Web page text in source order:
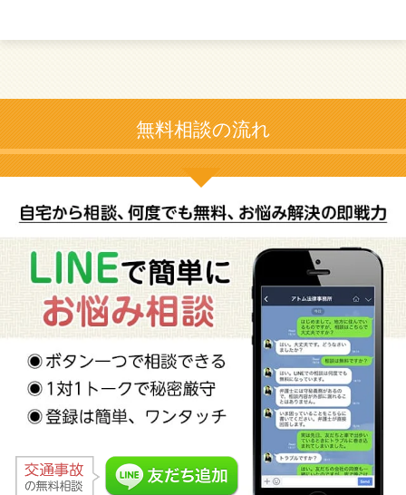
無料相談の流れ